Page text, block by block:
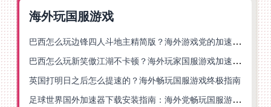
海外玩国服游戏
巴西怎么玩边锋四人斗地主精简版？海外游戏党的加速器终极选择
巴西怎么玩新笑傲江湖不卡顿？海外玩家国服游戏加速终极指南（附猫和老鼠一梦江湖实测）
英国打明日之后怎么提速的？海外畅玩国服游戏终极指南
足球世界国外加速器下载安装指南：海外党畅玩国服游戏的终极解决方案